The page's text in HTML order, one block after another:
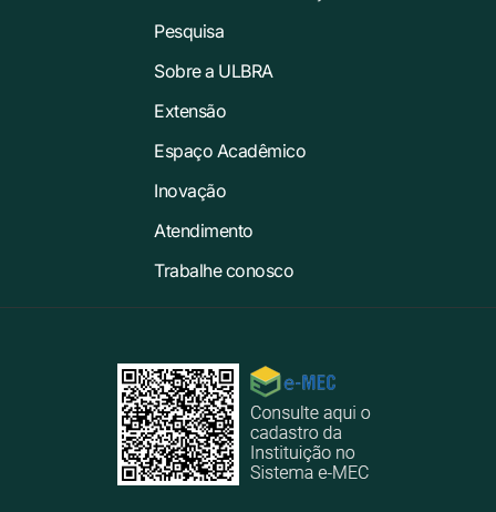
Pesquisa
Sobre a ULBRA
Extensão
Espaço Acadêmico
Inovação
Atendimento
Trabalhe conosco